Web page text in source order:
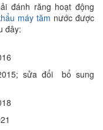
đánh răng hoạt động
máy tăm nước được
đây:
sửa đổi bổ sung